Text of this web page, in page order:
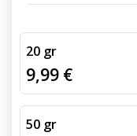
20 gr
9,99 €
50 gr